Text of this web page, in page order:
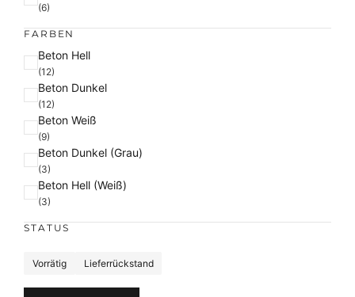
(6)
FARBEN
F
a
r
b
e
Beton Hell
(12)
Beton Dunkel
(12)
Beton Weiß
(9)
Beton Dunkel (Grau)
(3)
Beton Hell (Weiß)
(3)
STATUS
Vorrätig Lieferrückstand